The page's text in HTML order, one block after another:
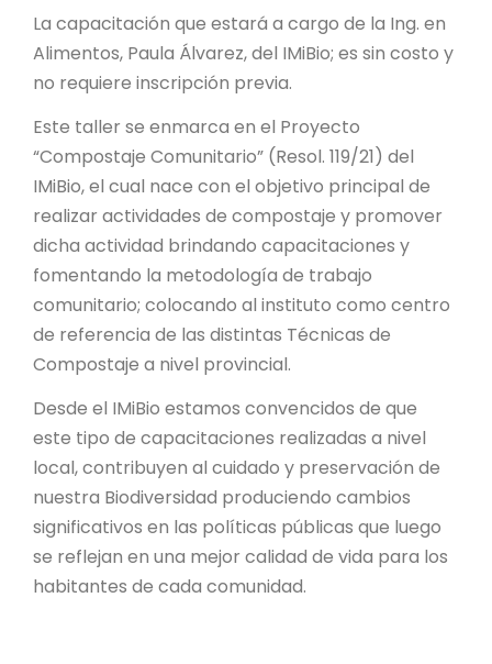
La capacitación que estará a cargo de la Ing. en
Alimentos, Paula Álvarez, del IMiBio; es sin costo y
no requiere inscripción previa.
Este taller se enmarca en el Proyecto
“Compostaje Comunitario” (Resol. 119/21) del
IMiBio, el cual nace con el objetivo principal de
realizar actividades de compostaje y promover
dicha actividad brindando capacitaciones y
fomentando la metodología de trabajo
comunitario; colocando al instituto como centro
de referencia de las distintas Técnicas de
Compostaje a nivel provincial.
Desde el IMiBio estamos convencidos de que
este tipo de capacitaciones realizadas a nivel
local, contribuyen al cuidado y preservación de
nuestra Biodiversidad produciendo cambios
significativos en las políticas públicas que luego
se reflejan en una mejor calidad de vida para los
habitantes de cada comunidad.